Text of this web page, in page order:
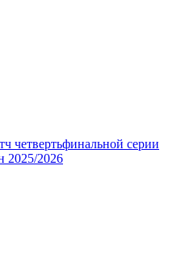
четвертьфинальной серии
2025/2026